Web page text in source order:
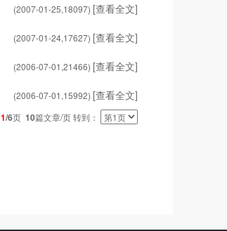
(2007-01-25,18097) [查看全文]
(2007-01-24,17627) [查看全文]
(2006-07-01,21466) [查看全文]
(2006-07-01,15992) [查看全文]
1/6页 10篇文章/页 转到：